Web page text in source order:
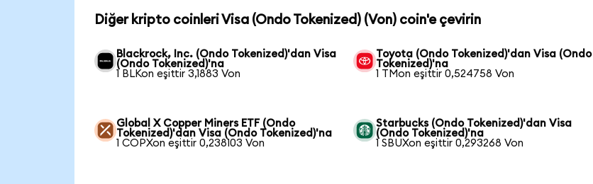
Diğer kripto coinleri Visa (Ondo Tokenized) (Von) coin'e çevirin
Blackrock, Inc. (Ondo Tokenized)'dan Visa
(Ondo Tokenized)'na
1 BLKon eşittir 3,1883 Von
Toyota (Ondo Tokenized)'dan Visa (Ondo
Tokenized)'na
1 TMon eşittir 0,524758 Von
Global X Copper Miners ETF (Ondo
Tokenized)'dan Visa (Ondo Tokenized)'na
1 COPXon eşittir 0,238103 Von
Starbucks (Ondo Tokenized)'dan Visa
(Ondo Tokenized)'na
1 SBUXon eşittir 0,293268 Von